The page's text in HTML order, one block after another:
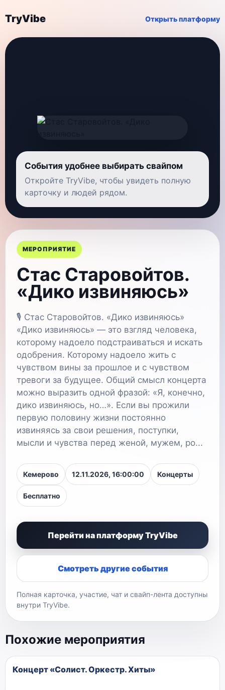
TryVibe Открыть платформу
МЕРОПРИЯТИЕ
Стас Старовойтов.
«Дико извиняюсь»
🎙 Стас Старовойтов. «Дико извиняюсь»
«Дико извиняюсь» — это взгляд человека,
которому надоело подстраиваться и искать
одобрения. Которому надоело жить с
чувством вины за прошлое и с чувством
тревоги за будущее. Общий смысл концерта
можно выразить одной фразой: «Я, конечно,
дико извиняюсь, но…». Если вы прожили
первую половину жизни постоянно
извиняясь за свои решения, поступки,
мысли и чувства перед женой, мужем, ро...
Кемерово 12.11.2026, 16:00:00 Концерты
Бесплатно
Перейти на платформу TryVibe
Смотреть другие события
Полная карточка, участие, чат и свайп-лента доступны
внутри TryVibe.
События удобнее выбирать свайпом
Откройте TryVibe, чтобы увидеть полную
карточку и людей рядом.
Похожие мероприятия
Концерт «Солист. Оркестр. Хиты»